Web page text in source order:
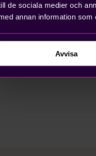
de sociala medier och
annan information
Avvisa